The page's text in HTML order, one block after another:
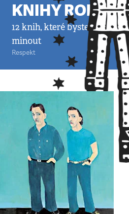
KNIHY ROKU
12 knih, které byste podle
minout
Respekt